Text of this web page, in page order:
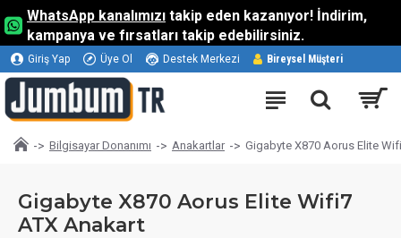
WhatsApp kanalımızı takip eden kazanıyor! İndirim,
kampanya ve fırsatları takip edebilirsiniz.
Giriş Yap Üye Ol Destek Merkezi Bireysel Müşteri
Bilgisayar Donanımı Anakartlar Gigabyte X870 Aorus Elite
Gigabyte X870 Aorus Elite Wifi7
ATX Anakart